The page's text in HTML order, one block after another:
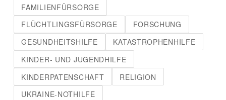
FAMILIENFÜRSORGE
FLÜCHTLINGSFÜRSORGE
FORSCHUNG
GESUNDHEITSHILFE
KATASTROPHENHILFE
KINDER- UND JUGENDHILFE
KINDERPATENSCHAFT
RELIGION
UKRAINE-NOTHILFE